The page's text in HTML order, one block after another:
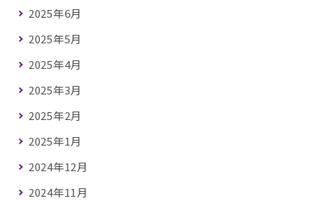
2025年6月
2025年5月
2025年4月
2025年3月
2025年2月
2025年1月
2024年12月
2024年11月